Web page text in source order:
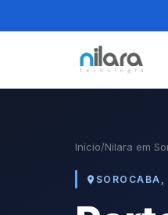
Início/Nilara em
SOROCABA,